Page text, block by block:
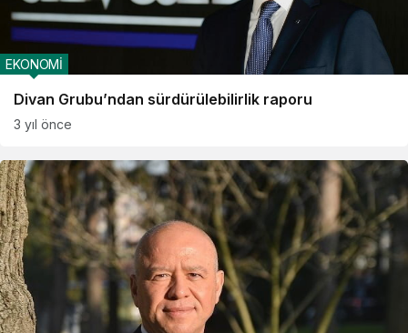
Divan Grubu’ndan sürdürülebilirlik raporu
EKONOMİ
3 yıl önce